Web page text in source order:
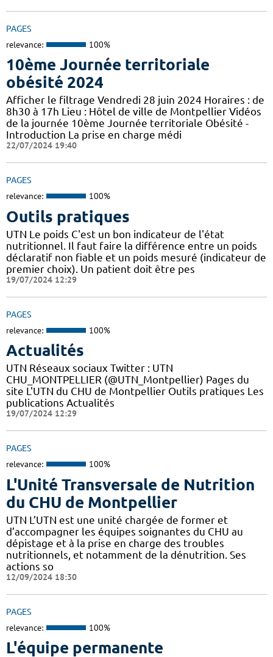
PAGES
relevance: 100%
10ème Journée territoriale
obésité 2024
Afficher le filtrage Vendredi 28 juin 2024 Horaires : de
8h30 à 17h Lieu : Hôtel de ville de Montpellier Vidéos
de la journée 10ème Journée territoriale Obésité -
Introduction La prise en charge médi
22/07/2024 19:40
PAGES
relevance: 100%
Outils pratiques
UTN Le poids C'est un bon indicateur de l'état
nutritionnel. Il faut faire la différence entre un poids
déclaratif non fiable et un poids mesuré (indicateur de
premier choix). Un patient doit être pes
19/07/2024 12:29
PAGES
relevance: 100%
Actualités
UTN Réseaux sociaux Twitter : UTN
CHU_MONTPELLIER (@UTN_Montpellier) Pages du
site L'UTN du CHU de Montpellier Outils pratiques Les
publications Actualités
19/07/2024 12:29
PAGES
relevance: 100%
L'Unité Transversale de Nutrition
du CHU de Montpellier
UTN L’UTN est une unité chargée de former et
d’accompagner les équipes soignantes du CHU au
dépistage et à la prise en charge des troubles
nutritionnels, et notamment de la dénutrition. Ses
actions so
12/09/2024 18:30
PAGES
relevance: 100%
L'équipe permanente